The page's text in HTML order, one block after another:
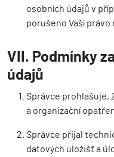
osobních údajů v
porušeno Vaší právo
VII. Podmínky
údajů
Správce prohlašuje,
a organizační
Správce přijal
datových úložišť a